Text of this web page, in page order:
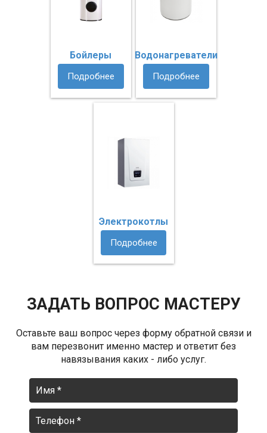
Бойлеры
Подробнее
Водонагреватели
Подробнее
Электрокотлы
Подробнее
ЗАДАТЬ ВОПРОС МАСТЕРУ
Оставьте ваш вопрос через форму обратной связи и
вам перезвонит именно мастер и ответит без
навязывания каких - либо услуг.